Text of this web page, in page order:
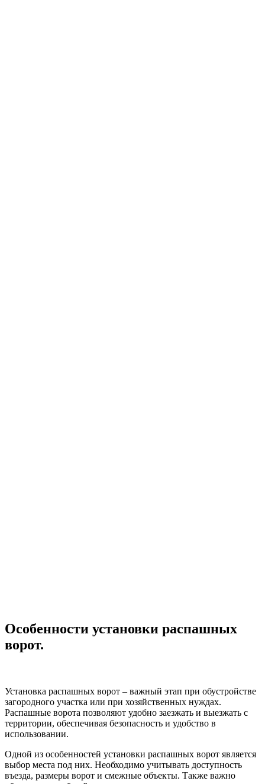
Особенности установки распашных
ворот.
Установка распашных ворот – важный этап при обустройстве
загородного участка или при хозяйственных нуждах.
Распашные ворота позволяют удобно заезжать и выезжать с
территории, обеспечивая безопасность и удобство в
использовании.
Одной из особенностей установки распашных ворот является
выбор места под них. Необходимо учитывать доступность
въезда, размеры ворот и смежные объекты. Также важно